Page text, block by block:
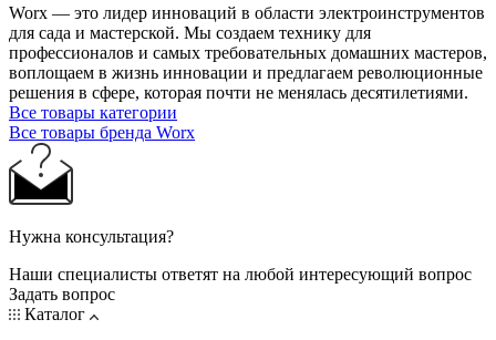
Worx — это лидер инноваций в области электроинструментов
для сада и мастерcкой. Мы создаем технику для
профессионалов и самых требовательных домашних мастеров,
воплощаем в жизнь инновации и предлагаем революционные
решения в сфере, которая почти не менялась десятилетиями.
Все товары категории
Все товары бренда Worx
Нужна консультация?
Наши специалисты ответят на любой интересующий вопрос
Задать вопрос
Каталог